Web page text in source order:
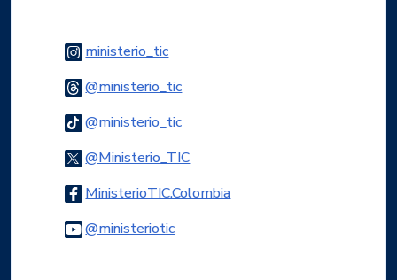
ministerio_ticLogo Instagram
@ministerio_ticLogo Threads
@ministerio_ticLogo Tiktok
@Ministerio_TICLogo Twitter
MinisterioTIC.ColombiaLogo Facebook
@ministerioticLogo Youtube